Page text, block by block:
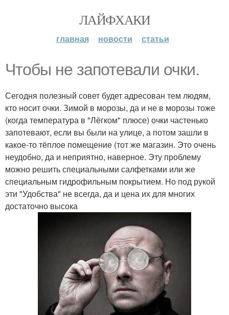
ЛАЙФХАКИ
главная новости статьи
Чтобы не запотевали очки.
Сегодня полезный совет будет адресован тем людям,
кто носит очки. Зимой в морозы, да и не в морозы тоже
(когда температура в "Лёгком" плюсе) очки частенько
запотевают, если вы были на улице, а потом зашли в
какое-то тёплое помещение (тот же магазин. Это очень
неудобно, да и неприятно, наверное. Эту проблему
можно решить специальными салфетками или же
специальным гидрофильным покрытием. Но под рукой
эти "Удобства" не всегда, да и цена их для многих
достаточно высока